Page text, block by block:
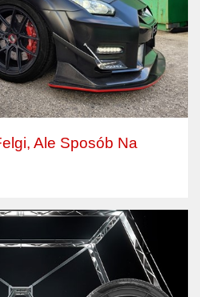
Ale Sposób Na